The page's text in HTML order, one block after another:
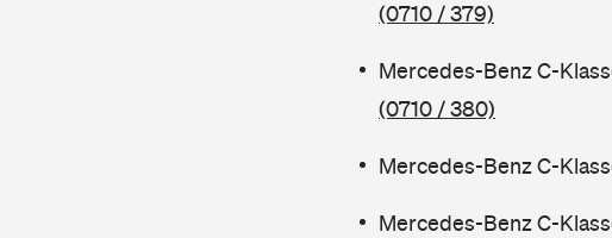
(0710 / 379)
Mercedes-Benz C-
(0710 / 380)
Mercedes-Benz C-
Mercedes-Benz C-